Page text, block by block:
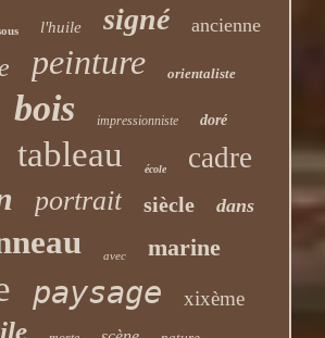
l'huile signé ancienne
peinture orientaliste
bois impressionniste doré
tableau école cadre
portrait siècle dans
avec marine
paysage xixème